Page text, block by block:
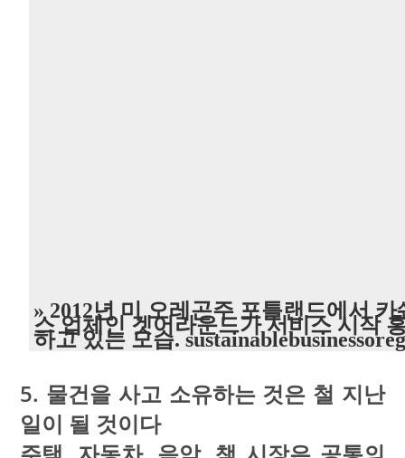
» 2012년 미 오레곤주 포틀랜드에서
스 업체인 겟어라운드가 서비스 시작
하고 있는 모습.
5. 물건을 사고 소유하는 것은 철 지난
일이 될 것이다